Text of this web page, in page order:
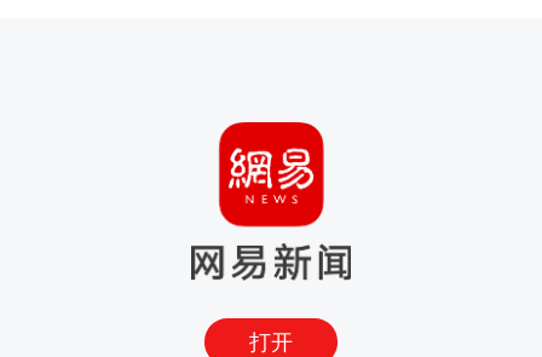
打开